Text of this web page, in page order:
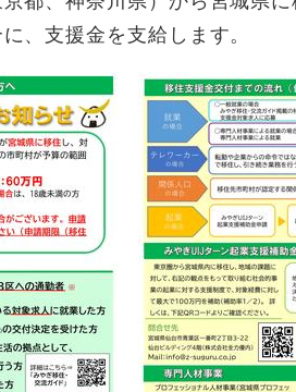
、支援金を支給します。